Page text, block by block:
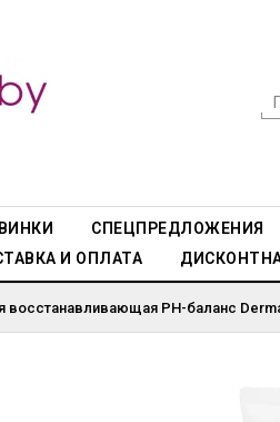
СПЕЦПРЕДЛОЖЕНИЯ
И ОПЛАТА
восстанавливающая PH-баланс